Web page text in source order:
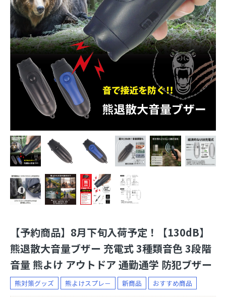
【予約商品】8月下旬入荷予定！【130dB】
熊退散大音量ブザー 充電式 3種類音色 3段階
音量 熊よけ アウトドア 通勤通学 防犯ブザー
熊対策グッズ 熊よけスプレ－ 新商品 おすすめ商品